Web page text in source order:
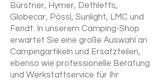
Bürstner, Hymer, Dethleffs,
Globecar, Pössl, Sunlight, LMC und
Fendt. In unserem Camping-Shop
erwartet Sie eine große Auswahl an
Campingartikeln und Ersatzteilen,
ebenso wie professionelle Beratung
und Werkstattservice für Ihr